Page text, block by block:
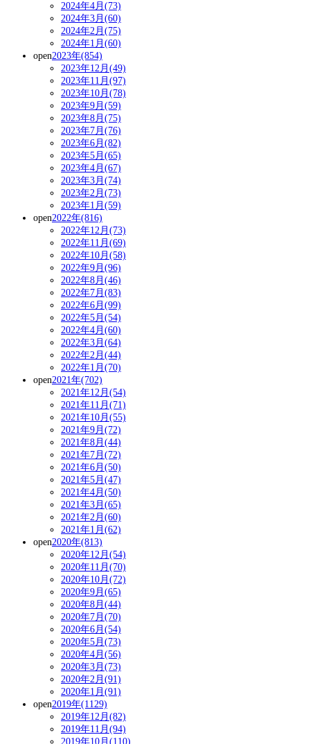
2024年4月(73)
2024年3月(60)
2024年2月(75)
2024年1月(60)
open2023年(854)
2023年12月(49)
2023年11月(97)
2023年10月(78)
2023年9月(59)
2023年8月(75)
2023年7月(76)
2023年6月(82)
2023年5月(65)
2023年4月(67)
2023年3月(74)
2023年2月(73)
2023年1月(59)
open2022年(816)
2022年12月(73)
2022年11月(69)
2022年10月(58)
2022年9月(96)
2022年8月(46)
2022年7月(83)
2022年6月(99)
2022年5月(54)
2022年4月(60)
2022年3月(64)
2022年2月(44)
2022年1月(70)
open2021年(702)
2021年12月(54)
2021年11月(71)
2021年10月(55)
2021年9月(72)
2021年8月(44)
2021年7月(72)
2021年6月(50)
2021年5月(47)
2021年4月(50)
2021年3月(65)
2021年2月(60)
2021年1月(62)
open2020年(813)
2020年12月(54)
2020年11月(70)
2020年10月(72)
2020年9月(65)
2020年8月(44)
2020年7月(70)
2020年6月(54)
2020年5月(73)
2020年4月(56)
2020年3月(73)
2020年2月(91)
2020年1月(91)
open2019年(1129)
2019年12月(82)
2019年11月(94)
2019年10月(110)